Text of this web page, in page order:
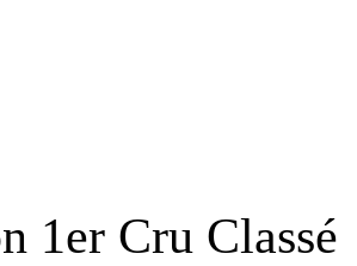
1er Cru Classé